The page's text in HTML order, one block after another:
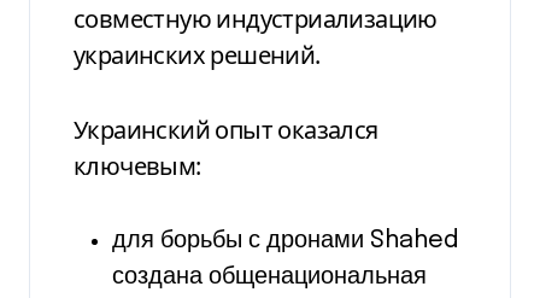
совместную индустриализацию
украинских решений.
Украинский опыт оказался
ключевым:
для борьбы с дронами Shahed
создана общенациональная